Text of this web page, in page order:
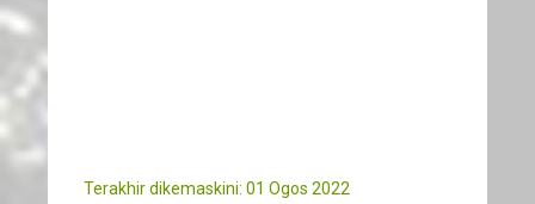
Terakhir dikemaskini: 01 Ogos 2022